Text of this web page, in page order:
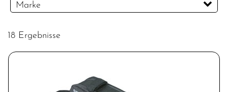
Marke
18 Ergebnisse